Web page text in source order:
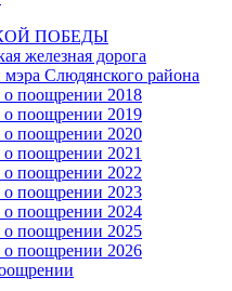
ПОБЕДЫ
железная дорога
Слюдянского района
о поощрении 2018
о поощрении 2019
о поощрении 2020
поощрении 2021
о поощрении 2022
о поощрении 2023
о поощрении 2024
о поощрении 2025
о поощрении 2026